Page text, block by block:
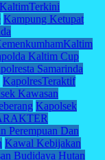
KaltimTerkini
Kampung Ketupat
Kaltim Cup
Samarinda
KapolresTeraktif
Kawasan
Kapolsek
Perempuan Dan
Kawal Kebijakan
Budidaya Hutan